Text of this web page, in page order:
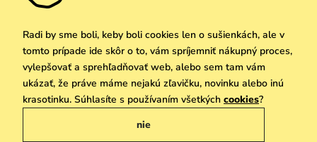
Predajne
Copyright © 2026 Vuch s.r.o. Všetky práva vyhradené. Technicky zabezpečuje
Simplia.cz
Radi by sme boli, keby boli cookies len o sušienkách, ale v
tomto prípade ide skôr o to, vám spríjemniť nákupný proces,
vylepšovať a sprehľadňovať web, alebo sem tam vám
ukázať, že práve máme nejakú zľavičku, novinku alebo inú
krasotinku. Súhlasíte s používaním všetkých cookies?
nie